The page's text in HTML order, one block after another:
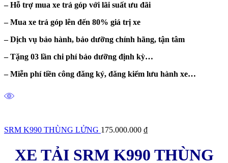
– Hỗ trợ mua xe trả góp với lãi suất ưu đãi
– Mua xe trả góp lên đến 80% giá trị xe
– Dịch vụ bảo hành, bảo dưỡng chính hãng, tận tâm
– Tặng 03 lần chi phí bảo dưỡng định kỳ…
– Miễn phí tiền công đăng ký, đăng kiểm lưu hành xe…
SRM K990 THÙNG LỬNG 175.000.000 ₫
XE TẢI SRM K990 THÙNG